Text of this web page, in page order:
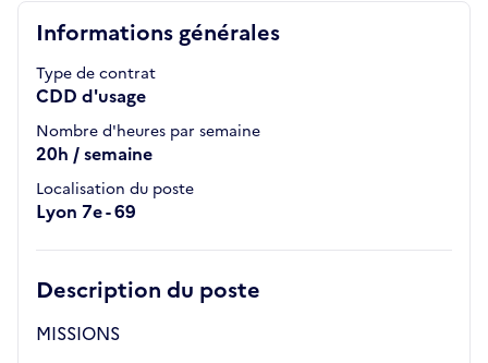
Informations générales
Type de contrat
CDD d'usage
Nombre d'heures par semaine
20h / semaine
Localisation du poste
Lyon 7e - 69
Description du poste
MISSIONS